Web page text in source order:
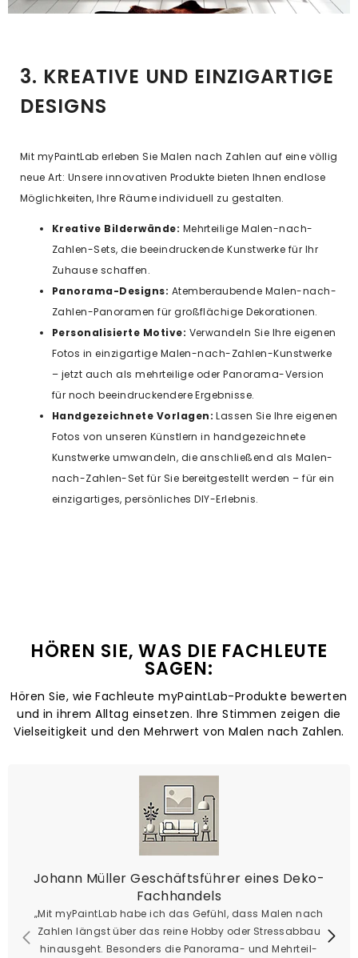
3. KREATIVE UND EINZIGARTIGE
DESIGNS
Mit myPaintLab erleben Sie Malen nach Zahlen auf eine völlig
neue Art: Unsere innovativen Produkte bieten Ihnen endlose
Möglichkeiten, Ihre Räume individuell zu gestalten.
Kreative Bilderwände: Mehrteilige Malen-nach-
Zahlen-Sets, die beeindruckende Kunstwerke für Ihr
Zuhause schaffen.
Panorama-Designs: Atemberaubende Malen-nach-
Zahlen-Panoramen für großflächige Dekorationen.
Personalisierte Motive: Verwandeln Sie Ihre eigenen
Fotos in einzigartige Malen-nach-Zahlen-Kunstwerke
– jetzt auch als mehrteilige oder Panorama-Version
für noch beeindruckendere Ergebnisse.
Handgezeichnete Vorlagen: Lassen Sie Ihre eigenen
Fotos von unseren Künstlern in handgezeichnete
Kunstwerke umwandeln, die anschließend als Malen-
nach-Zahlen-Set für Sie bereitgestellt werden – für ein
einzigartiges, persönliches DIY-Erlebnis.
HÖREN SIE, WAS DIE FACHLEUTE
SAGEN:
Hören Sie, wie Fachleute myPaintLab-Produkte bewerten
und in ihrem Alltag einsetzen. Ihre Stimmen zeigen die
Vielseitigkeit und den Mehrwert von Malen nach Zahlen.
Johann Müller Geschäftsführer eines Deko-
Fachhandels
„Mit myPaintLab habe ich das Gefühl, dass Malen nach
Zahlen längst über das reine Hobby oder Stressabbau
hinausgeht. Besonders die Panorama- und Mehrteil-